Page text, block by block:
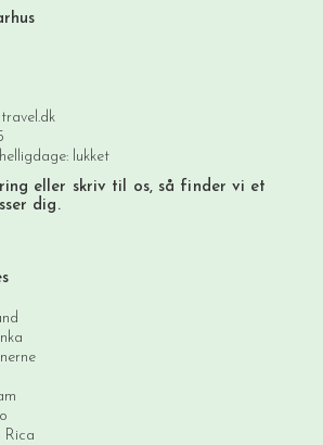
lukket
eller skriv til os, så finder vi et
dig.
Rica